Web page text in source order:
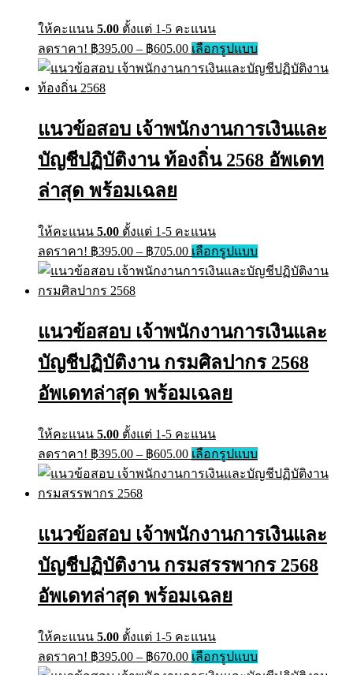
ให้คะแนน 5.00 ตั้งแต่ 1-5 คะแนน
ลดราคา! ฿395.00 – ฿605.00Price
range:
฿395.00
เลือกรูปแบบThis
product
has
options
be
chosen
แนวข้อสอบ เจ้าพนักงานการเงินและ
บัญชีปฏิบัติงาน ท้องถิ่น 2568 อัพเดท
ล่าสุด พร้อมเฉลย
ให้คะแนน 5.00 ตั้งแต่ 1-5 คะแนน
ลดราคา! ฿395.00 – ฿705.00Price
range:
฿395.00
เลือกรูปแบบThis
product
has
options
be
chosen
แนวข้อสอบ เจ้าพนักงานการเงินและ
บัญชีปฏิบัติงาน กรมศิลปากร 2568
อัพเดทล่าสุด พร้อมเฉลย
ให้คะแนน 5.00 ตั้งแต่ 1-5 คะแนน
ลดราคา! ฿395.00 – ฿605.00Price
range:
฿395.00
เลือกรูปแบบThis
product
has
options
be
chosen
แนวข้อสอบ เจ้าพนักงานการเงินและ
บัญชีปฏิบัติงาน กรมสรรพากร 2568
อัพเดทล่าสุด พร้อมเฉลย
ให้คะแนน 5.00 ตั้งแต่ 1-5 คะแนน
ลดราคา! ฿395.00 – ฿670.00Price
range:
เลือกรูปแบบThis
product